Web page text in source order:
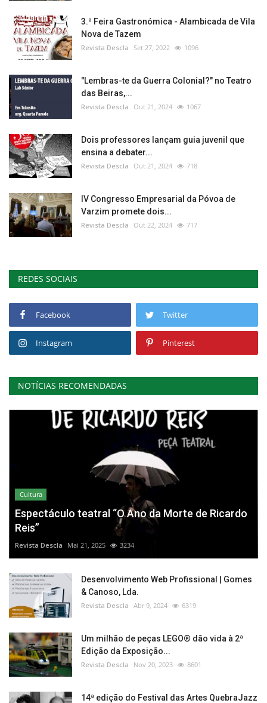
3.ª Feira Gastronómica - Alambicada de Vila
Nova de Tazem
Revista Descla Set 27, 2022 1096
"Lembras-te da Guerra Colonial?" no Teatro
das Beiras,...
Revista Descla Out 21, 2024 1067
Dois professores lançam guia juvenil que
ensina a debater...
Revista Descla Out 21, 2024 718
IV Congresso Empresarial da Póvoa de
Varzim promete dois...
Revista Descla Out 22, 2024 717
REDES SOCIAIS
Facebook Twitter
Instagram Pinterest
NOTÍCIAS RECOMENDADAS
Cultura
Espectáculo teatral “O Ano da Morte de Ricardo
Reis”
Revista Descla Mai 21, 2025 3234
Desenvolvimento Web Profissional | Gomes
& Canoso, Lda.
Revista Descla Abr 9, 2024 6319
Um milhão de peças LEGO® dão vida à 2ª
Edição da Exposição...
Revista Descla Nov 20, 2023 8601
14ª edição do Festival das Artes QuebraJazz